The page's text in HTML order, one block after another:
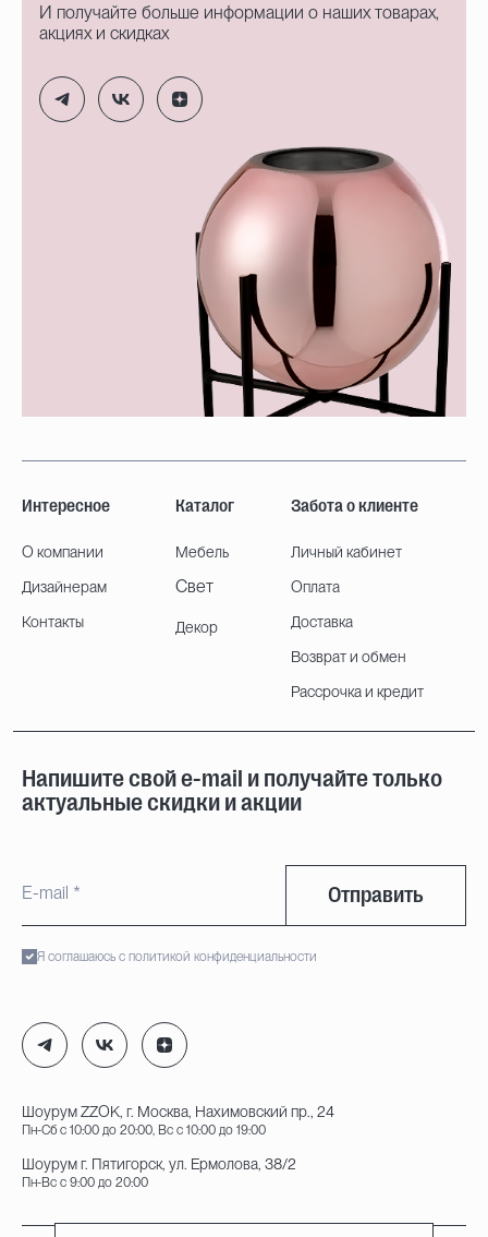
И получайте больше информации о наших товарах,
акциях и скидках
Интересное
О компании
Дизайнерам
Контакты
Каталог
Мебель
Свет
Декор
Забота о клиенте
Личный кабинет
Оплата
Доставка
Возврат и обмен
Рассрочка и кредит
Напишите свой e-mail и получайте только
актуальные скидки и акции
Отправить
Я соглашаюсь с политикой конфиденциальности
Шоурум ZZOK, г. Москва, Нахимовский пр., 24
Пн-Сб с 10:00 до 20:00, Вс с 10:00 до 19:00
Шоурум г. Пятигорск, ул. Ермолова, 38/2
Пн-Вс с 9:00 до 20:00